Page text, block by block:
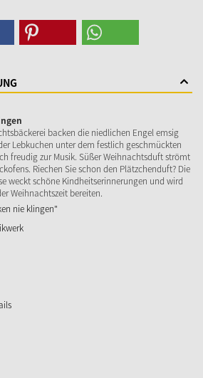
backen die niedlichen Engel emsig
Lebkuchen unter dem festlich geschmückten
freudig zur Musik. Süßer Weihnachtsduft strömt
Riechen Sie schon den Plätzchenduft? Die
weckt schöne Kindheitserinnerungen und wird
Weihnachtszeit bereiten.
nie klingen"